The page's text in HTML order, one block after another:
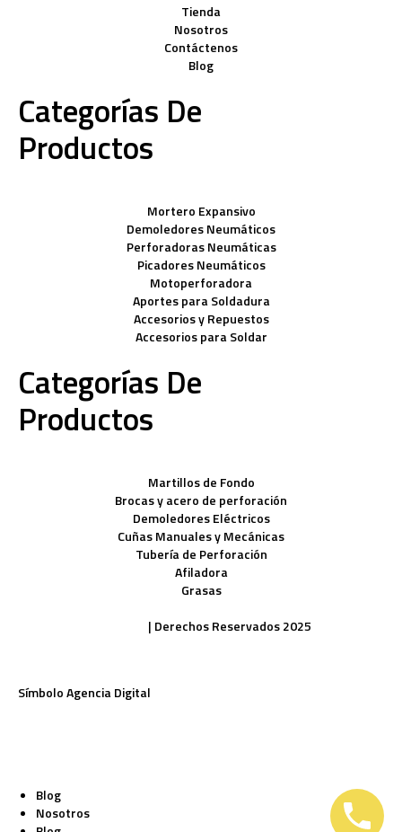
Tienda
Nosotros
Contáctenos
Blog
Categorías De
Productos
Mortero Expansivo
Demoledores Neumáticos
Perforadoras Neumáticas
Picadores Neumáticos
Motoperforadora
Aportes para Soldadura
Accesorios y Repuestos
Accesorios para Soldar
Categorías De
Productos
Martillos de Fondo
Brocas y acero de perforación
Demoledores Eléctricos
Cuñas Manuales y Mecánicas
Tubería de Perforación
Afiladora
Grasas
| Derechos Reservados 2025
Símbolo Agencia Digital
Blog
Nosotros